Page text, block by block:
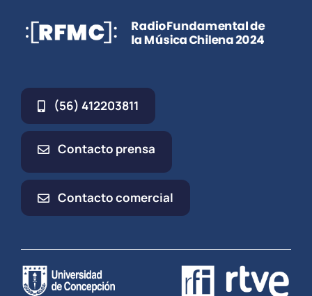
(56) 412203811
Contacto prensa
Contacto comercial